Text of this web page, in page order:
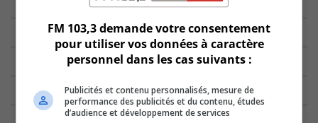
FM 103,3 demande votre consentement
pour utiliser vos données à caractère
personnel dans les cas suivants :
Publicités et contenu personnalisés, mesure de
performance des publicités et du contenu, études
d’audience et développement de services